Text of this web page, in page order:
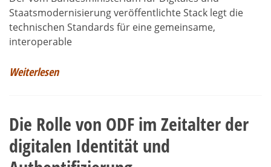
Staatsmodernisierung veröffentlichte Stack legt die
technischen Standards für eine gemeinsame,
interoperable
Weiterlesen
Die Rolle von ODF im Zeitalter der
digitalen Identität und